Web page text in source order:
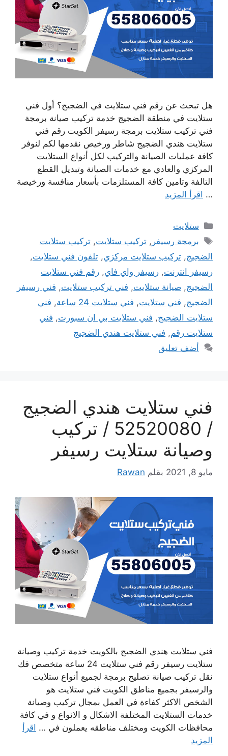
هل تبحث عن رقم فني ستلايت في الضجيج؟ أول فني
ستلايت في منطقة الضجيج خدمة تركيب صيانة برمجة
فني تركيب ستلايت برمجة رسيفر الكويت رقم فني
ستلايت هندي الضجيج شاطر ورخيص نقدمها لكم لنوفر
كافة عمليات الصيانة والتركيب لكل أنواع الستلايت
المركزي والعادي مع خدمات الصيانة وتبديل القطع
التالفة وتامين كافة المستلزمات بأسعار منافسة ورخيصة
… اقرأ المزيد
التصنيفات
ستلايت
الوسوم
برمجة رسيفر ,تركيب ستلايت,تركيب ستلايت
الضجيج, تركيب ستلايت مركزي, تلفون فني ستلايت,
رسيفر انترنت, رسيفر واي فاي, رقم فني ستلايت
الضجيج, صيانة ستلايت, فني تركيب ستلايت, فني رسيفر
الضجيج, فني ستلايت, فني ستلايت 24 ساعة , فني
ستلايت الضجيج, فني ستلايت بي ان سبورت, فني
ستلايت رقم, فني ستلايت هندي الضجيج
أضف تعليق
فني ستلايت هندي الضجيج
/ 52520080 / تركيب
وصيانة ستلايت رسيفر
مايو 8, 2021 بقلم Rawan
فني ستلايت هندي الضجيج بالكويت خدمة تركيب وصيانة
ستلايت رسيفر رقم فني ستلايت 24 ساعة متخصص فك
نقل تركيب صيانة تصليح برمجة لجميع أنواع ستلايت
والرسيفر بجميع مناطق الكويت فني ستلايت هو
الشخص الاكثر كفاءة في العمل بمجال تركيب وصيانة
خدمات الستلايت المختلفة الاشكال و الانواع و في كافة
محافظات الكويت ومختلف مناطقه يعملون في … اقرأ
المزيد